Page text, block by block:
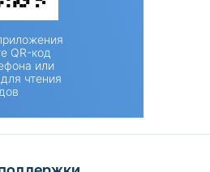
QR-код
или
чтения